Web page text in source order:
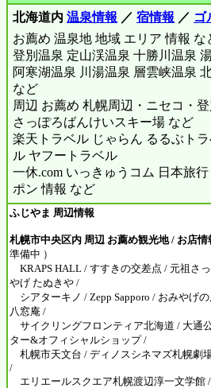
北海道内 温泉情報 ／ 宿情報 ／ ゴ
お薦め 温泉地 地域 エリア 情報 な
登別温泉 定山渓温泉 十勝川温泉
阿寒湖温泉 川湯温泉 層雲峡温泉
など
周辺 お薦め 札幌周辺・ニセコ・
さっぽろばんけいスキー場 など
楽天トラベル じゃらん るるぶト
ル ヤフートラベル
一休.com いっきゅうコム 日本旅
ポン 情報 など
ふじやま 周辺情報
札幌市中央区内 周辺 お薦め観光地 / お店
準備中 ）
KRAPS HALL / すすきの交差点 / 元祖さ
やげ たぬきや /
シアターキノ / Zepp Sapporo / おみやげ
八窓庵 /
サイクリングフロンティア北海道 / 大通
ター&オフィシャルショップ /
札幌市天文台 / ディノスシネマズ札幌劇
/
エリエールスクエア札幌渡辺淳一文学館